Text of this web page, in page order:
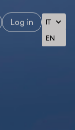
Log in
IT
EN